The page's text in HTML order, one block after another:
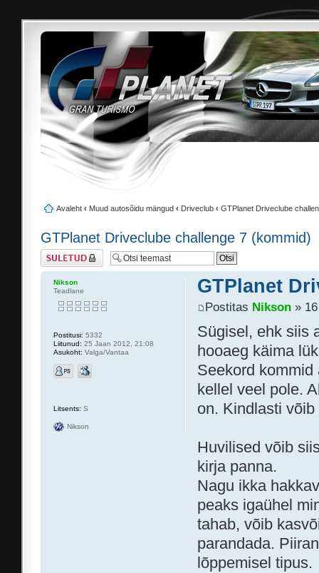
Avaleht ‹ Muud autosõidu mängud ‹ Driveclub ‹ GTPlanet Driveclube
GTPlanet Driveclube challenge 7 (kommid)
Suletud teema
GTPlanet
Postitas Nikson »
Sügisel, ehk siis
hooaeg käima
Seekord
kellel veel pole.
on. Kindlasti
Huvilised võib
kirja panna.
Nagu ikka
peaks igaühel
tahab, võib
parandada.
lõppemisel tipus.
Nikson
Teadlane
Postitusi: 5332
Liitunud: 25 Jaan 2012, 21:08
Asukoht: Valga/Vantaa
Litsents: S
Nikson